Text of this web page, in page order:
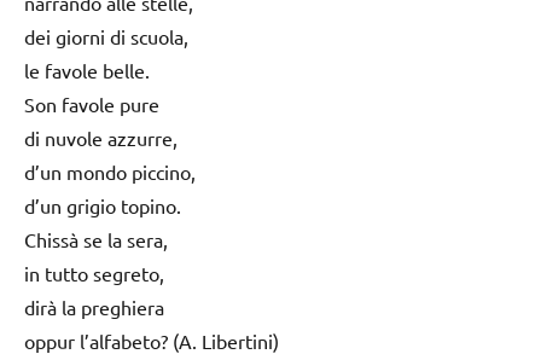
dei giorni di scuola,
le favole belle.
Son favole pure
di nuvole azzurre,
d’un mondo piccino,
d’un grigio topino.
Chissà se la sera,
in tutto segreto,
dirà la preghiera
oppur l’alfabeto? (A. Libertini)